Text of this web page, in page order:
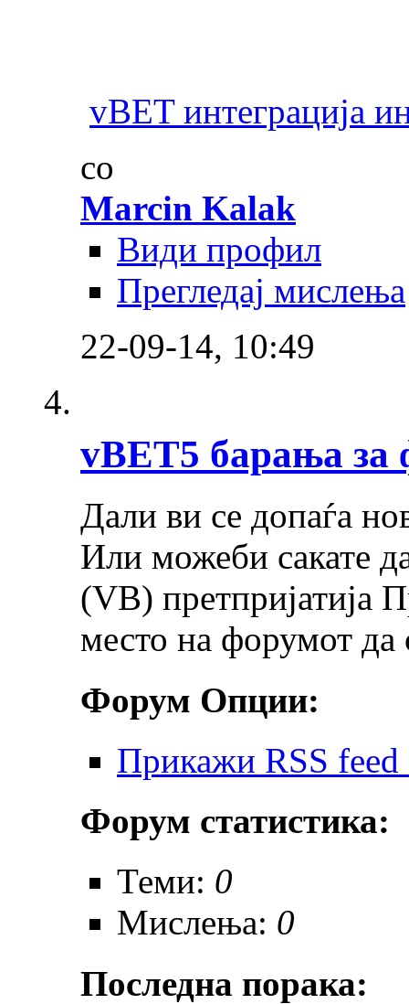
vBET интеграција
со
Marcin Kalak
Види профил
Прегледај мислења
22-09-14, 10:49
vBET5 барања за
Дали ви се допаѓа
Или можеби сакате
(VB) претпријатија
место на форумот да
Форум Опции:
Прикажи RSS feed
Форум статистика:
Теми: 0
Мислења: 0
Последна порака: